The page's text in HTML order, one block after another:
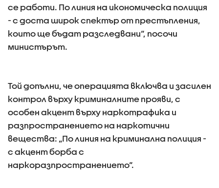
се работи. По линия на икономическа полиция
- с доста широк спектър от престъпления,
които ще бъдат разследвани“, посочи
министърът.
Той допълни, че операцията включва и засилен
контрол върху криминалните прояви, с
особен акцент върху наркотрафика и
разпространението на наркотични
вещества: „По линия на криминална полиция -
с акцент борба с
наркоразпространението“.